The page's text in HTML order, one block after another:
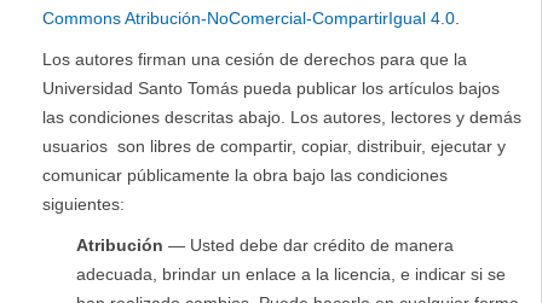
Commons Atribución-NoComercial-CompartirIgual 4.0
Los autores firman una cesión de derechos para que la
Universidad Santo Tomás pueda publicar los artículos bajos
las condiciones descritas abajo. Los autores, lectores y demás
usuarios son libres de compartir, copiar, distribuir, ejecutar y
comunicar públicamente la obra bajo las condiciones
siguientes:
Atribución — Usted debe dar crédito de manera
adecuada, brindar un enlace a la licencia, e indicar si se